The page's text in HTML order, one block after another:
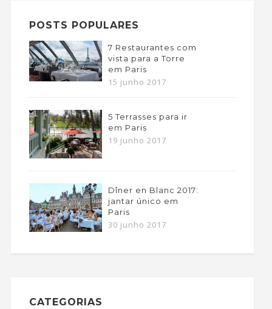
POSTS POPULARES
7 Restaurantes com
vista para a Torre
em Paris
15 junho 2017
5 Terrasses para ir
em Paris
19 junho 2017
Dîner en Blanc 2017:
jantar único em
Paris
30 junho 2017
CATEGORIAS